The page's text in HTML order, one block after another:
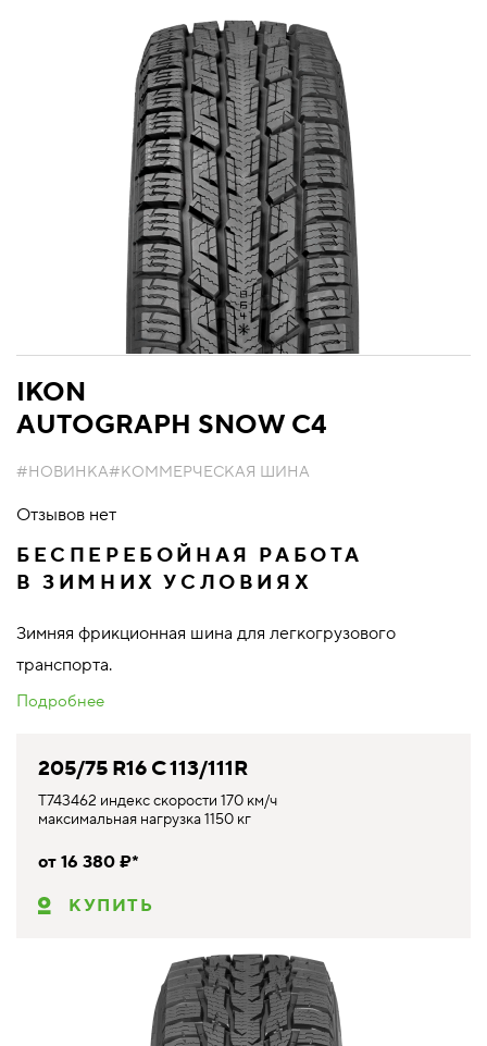
IKON
AUTOGRAPH SNOW C4
#НОВИНКА#КОММЕРЧЕСКАЯ ШИНА
Отзывов нет
БЕСПЕРЕБОЙНАЯ РАБОТА
В ЗИМНИХ УСЛОВИЯХ
Зимняя фрикционная шина для легкогрузового
транспорта.
Подробнее
205/75 R16 C 113/111R
T743462 индекс скорости 170 км/ч
максимальная нагрузка 1150 кг
от 16 380 ₽*
КУПИТЬ